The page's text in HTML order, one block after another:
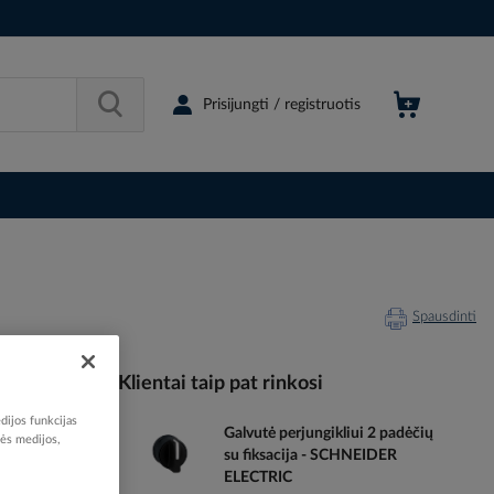
Prisijungti / registruotis
Spausdinti
022241
Klientai taip pat rinkosi
Galvutė perjungikliui 2 padėčių
su fiksacija - SCHNEIDER
ELECTRIC
funkcijas
medijos,